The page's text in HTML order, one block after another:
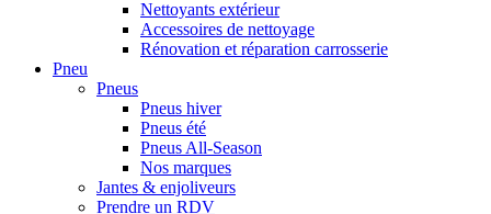
Nettoyants extérieur
Accessoires de nettoyage
Rénovation et réparation carrosserie
Pneu
Pneus
Pneus hiver
Pneus été
Pneus All-Season
Nos marques
Jantes & enjoliveurs
Prendre un RDV